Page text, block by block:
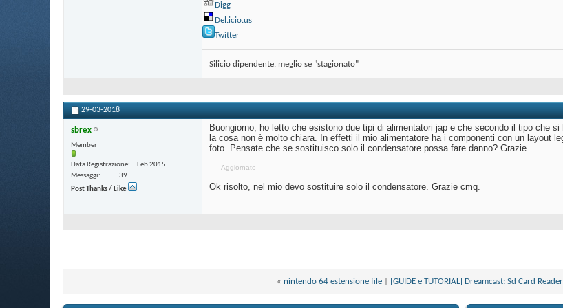
Digg
Del.icio.us
Twitter
Silicio dipendente, meglio se "stagionato"
29-03-2018
sbrex
Member
Data Registrazione
Feb 2015
Messaggi
39
Post Thanks / Like
Buongiorno, ho letto che esistono due tipi di alimentatori jap e che secondo il tipo che
la cosa non è molto chiara. In effetti il mio alimentatore ha i componenti con un layout
foto. Pensate che se sostituisco solo il condensatore possa fare danno? Grazie
- - - Aggiornato - - -
Ok risolto, nel mio devo sostituire solo il condensatore. Grazie cmq.
« nintendo 64 estensione file [GUIDE e TUTORIAL] Dreamcast: Sd Card